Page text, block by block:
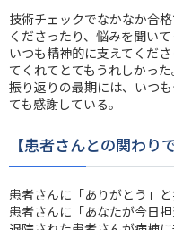
技術チェックでなかなか合
くださったり、悩みを聞い
いつも精神的に支えてくだ
てくれてとてもうれしかった
振り返りの最期には、いつ
ても感謝している。
【患者さんとの関わり
患者さんに「ありがとう」と
患者さんに「あなたが今日